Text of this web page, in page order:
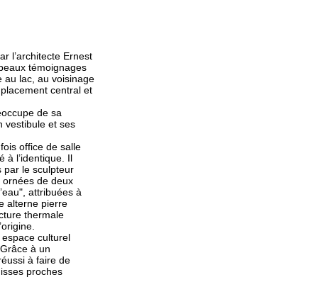
l’architecte Ernest
témoignages
au lac, au voisinage
central et
de sa
vestibule et ses
office de salle
à l’identique. Il
par le sculpteur
ornées de deux
attribuées à
alterne pierre
thermale
culturel
à un
à faire de
proches